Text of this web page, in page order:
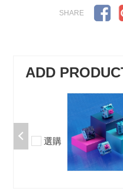
ADD
選購